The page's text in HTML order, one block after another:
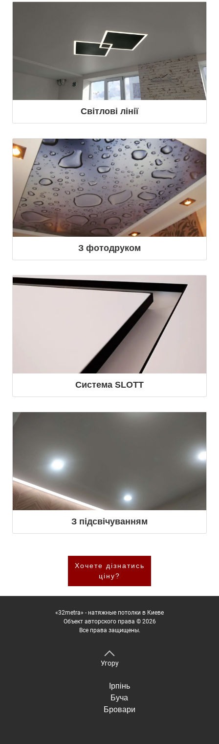
Світлові лінії
З фотодруком
Система SLOTT
З підсвічуванням
Хочете дізнатись
ціну?
«32metra» - натяжные потолки в Киеве
Объект авторского права © 2026
Все права защищены.
Угору
Ірпінь
Буча
Бровари